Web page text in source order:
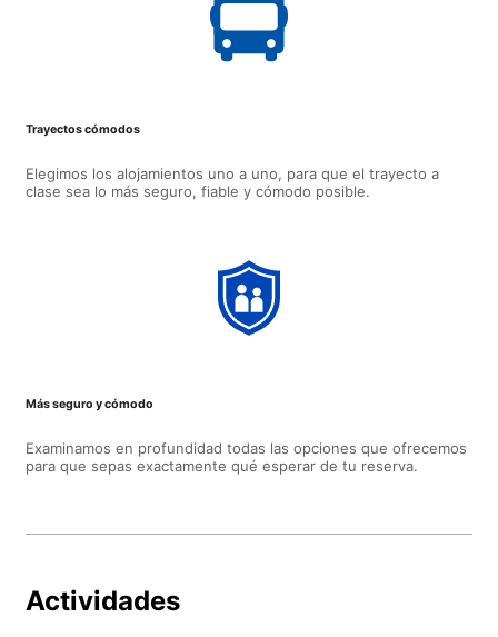
Trayectos cómodos
Elegimos los alojamientos uno a uno, para que el trayecto a
clase sea lo más seguro, fiable y cómodo posible.
Más seguro y cómodo
Examinamos en profundidad todas las opciones que ofrecemos
para que sepas exactamente qué esperar de tu reserva.
Actividades